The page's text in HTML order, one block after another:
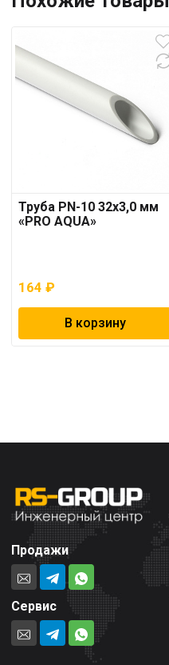
Труба PN-10 32х3,0 мм
«PRO AQUA»
164 ₽
В корзину
Продажи
Сервис